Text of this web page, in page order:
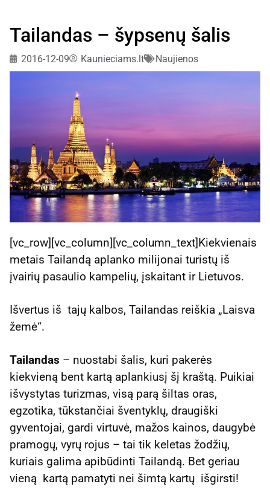
Tailandas – šypsenų šalis
2016-12-09 Kaunieciams.lt Naujienos
[vc_row][vc_column][vc_column_text]Kiekvienais
metais Tailandą aplanko milijonai turistų iš
įvairių pasaulio kampelių, įskaitant ir Lietuvos.
Išvertus iš tajų kalbos, Tailandas reiškia „Laisva
žemė“.
Tailandas – nuostabi šalis, kuri pakerės
kiekvieną bent kartą aplankiusį šį kraštą. Puikiai
išvystytas turizmas, visą parą šiltas oras,
egzotika, tūkstančiai šventyklų, draugiški
gyventojai, gardi virtuvė, mažos kainos, daugybė
pramogų, vyrų rojus – tai tik keletas žodžių,
kuriais galima apibūdinti Tailandą. Bet geriau
vieną kartą pamatyti nei šimtą kartų išgirsti!